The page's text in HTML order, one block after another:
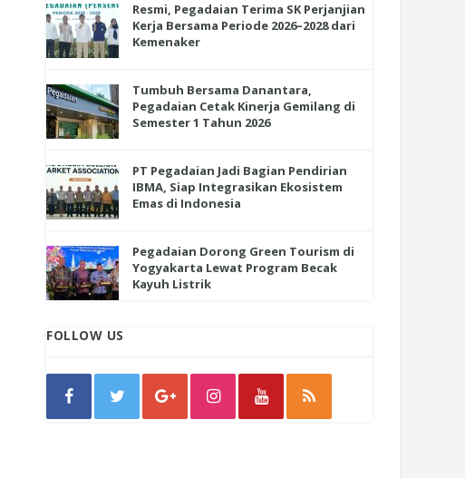
Resmi, Pegadaian Terima SK Perjanjian
Kerja Bersama Periode 2026–2028 dari
Kemenaker
Tumbuh Bersama Danantara,
Pegadaian Cetak Kinerja Gemilang di
Semester 1 Tahun 2026
PT Pegadaian Jadi Bagian Pendirian
IBMA, Siap Integrasikan Ekosistem
Emas di Indonesia
Pegadaian Dorong Green Tourism di
Yogyakarta Lewat Program Becak
Kayuh Listrik
FOLLOW US